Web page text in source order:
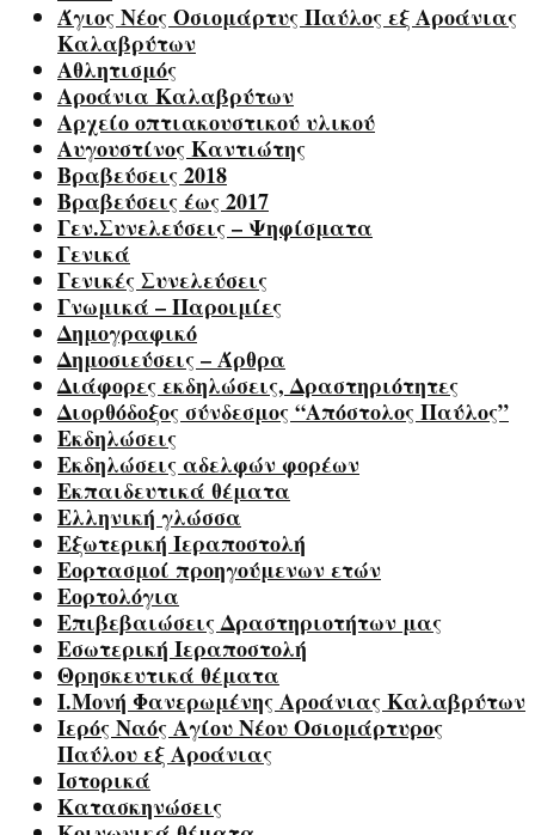
Άγιος Νέος Οσιομάρτυς Παύλος εξ Αροάνιας
Καλαβρύτων
Αθλητισμός
Αροάνια Καλαβρύτων
Αρχείο οπτιακουστικού υλικού
Αυγουστίνος Καντιώτης
Βραβεύσεις 2018
Βραβεύσεις έως 2017
Γεν.Συνελεύσεις – Ψηφίσματα
Γενικά
Γενικές Συνελεύσεις
Γνωμικά – Παροιμίες
Δημογραφικό
Δημοσιεύσεις – Άρθρα
Διάφορες εκδηλώσεις, Δραστηριότητες
Διορθόδοξος σύνδεσμος “Απόστολος Παύλος”
Εκδηλώσεις
Εκδηλώσεις αδελφών φορέων
Εκπαιδευτικά θέματα
Ελληνική γλώσσα
Εξωτερική Ιεραποστολή
Εορτασμοί προηγούμενων ετών
Εορτολόγια
Επιβεβαιώσεις Δραστηριοτήτων μας
Εσωτερική Ιεραποστολή
Θρησκευτικά θέματα
Ι.Μονή Φανερωμένης Αροάνιας Καλαβρύτων
Ιερός Ναός Αγίου Νέου Οσιομάρτυρος
Παύλου εξ Αροάνιας
Ιστορικά
Κατασκηνώσεις